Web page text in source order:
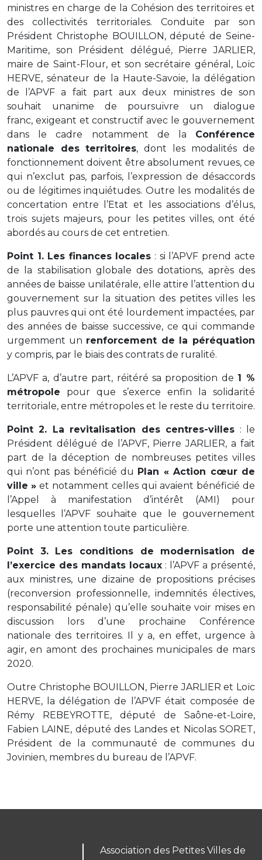
ministres en charge de la Cohésion des territoires et
des collectivités territoriales. Conduite par son
Président Christophe BOUILLON, député de Seine-
Maritime, son Président délégué, Pierre JARLIER,
maire de Saint-Flour, et son secrétaire général, Loïc
HERVE, sénateur de la Haute-Savoie, la délégation
de l’APVF a fait part aux deux ministres de son
souhait unanime de poursuivre un dialogue
franc, exigeant et constructif avec le gouvernement
dans le cadre notamment de la Conférence
nationale des territoires, dont les modalités de
fonctionnement doivent être absolument revues, ce
qui n’exclut pas, parfois, l’expression de désaccords
ou de légitimes inquiétudes. Outre les modalités de
concertation entre l’Etat et les associations d’élus,
trois sujets majeurs, pour les petites villes, ont été
abordés au cours de cet entretien.
Point 1. Les finances locales : si l’APVF prend acte
de la stabilisation globale des dotations, après des
années de baisse unilatérale, elle attire l’attention du
gouvernement sur la situation des petites villes les
plus pauvres qui ont été lourdement impactées, par
des années de baisse successive, ce qui commande
urgemment un renforcement de la péréquation
y compris, par le biais des contrats de ruralité.
L’APVF a, d’autre part, réitéré sa proposition de 1 %
métropole pour que s’exerce enfin la solidarité
territoriale, entre métropoles et le reste du territoire.
Point 2. La revitalisation des centres-villes : le
Président délégué de l’APVF, Pierre JARLIER, a fait
part de la déception de nombreuses petites villes
qui n’ont pas bénéficié du Plan « Action cœur de
ville » et notamment celles qui avaient bénéficié de
l’Appel à manifestation d’intérêt (AMI) pour
lesquelles l’APVF souhaite que le gouvernement
porte une attention toute particulière.
Point 3. Les conditions de modernisation de
l’exercice des mandats locaux : l’APVF a présenté,
aux ministres, une dizaine de propositions précises
(reconversion professionnelle, indemnités électives,
responsabilité pénale) qu’elle souhaite voir mises en
discussion lors d’une prochaine Conférence
nationale des territoires. Il y a, en effet, urgence à
agir, en amont des prochaines municipales de mars
2020.
Outre Christophe BOUILLON, Pierre JARLIER et Loïc
HERVE, la délégation de l’APVF était composée de
Rémy REBEYROTTE, député de Saône-et-Loire,
Fabien LAINE, député des Landes et Nicolas SORET,
Président de la communauté de communes du
Jovinien, membres du bureau de l’APVF.
Association des Petites Villes de